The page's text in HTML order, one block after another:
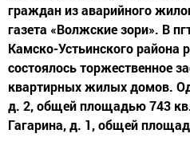
граждан из аварийного
газета «Волжские зори». В
Камско-Устьинского района
состоялось торжественное
квартирных жилых домов.
д. 2, общей площадью 743
Гагарина, д. 1, общей